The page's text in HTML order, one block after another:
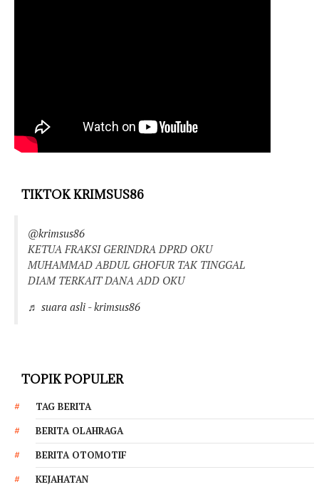
TIKTOK KRIMSUS86
@krimsus86
KETUA FRAKSI GERINDRA DPRD OKU
MUHAMMAD ABDUL GHOFUR TAK TINGGAL
DIAM TERKAIT DANA ADD OKU
♬ suara asli - krimsus86
TOPIK POPULER
TAG BERITA
BERITA OLAHRAGA
BERITA OTOMOTIF
KEJAHATAN